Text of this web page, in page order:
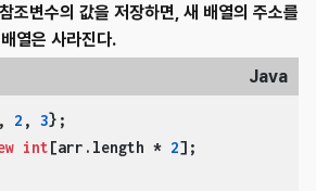
조변수의 값을 저장하면, 새 배열의 주소를
열은 사라진다.
Java
, 2 , 3
int[arr.length * 2];